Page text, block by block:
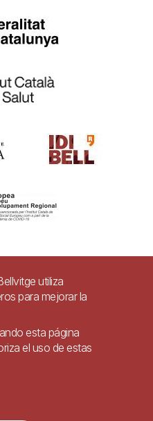
de Videovigilancia
utiliza
para mejorar la
esta página
el uso de estas